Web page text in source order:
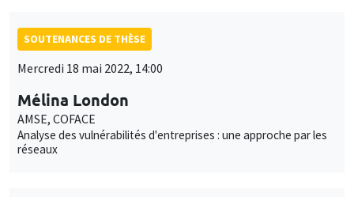
SOUTENANCES DE THÈSE
Mercredi 18 mai 2022, 14:00
Mélina London
AMSE, COFACE
Analyse des vulnérabilités d'entreprises : une approche par les
réseaux